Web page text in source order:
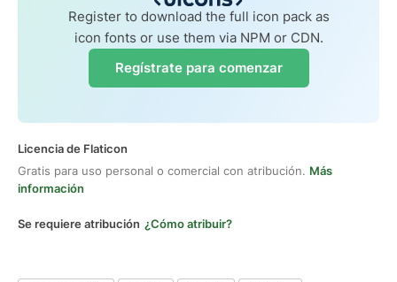
Register to download the full icon pack as
icon fonts or use them via NPM or CDN.
Regístrate para comenzar
Licencia de Flaticon
Gratis para uso personal o comercial con atribución. Más
información
Se requiere atribución ¿Cómo atribuir?